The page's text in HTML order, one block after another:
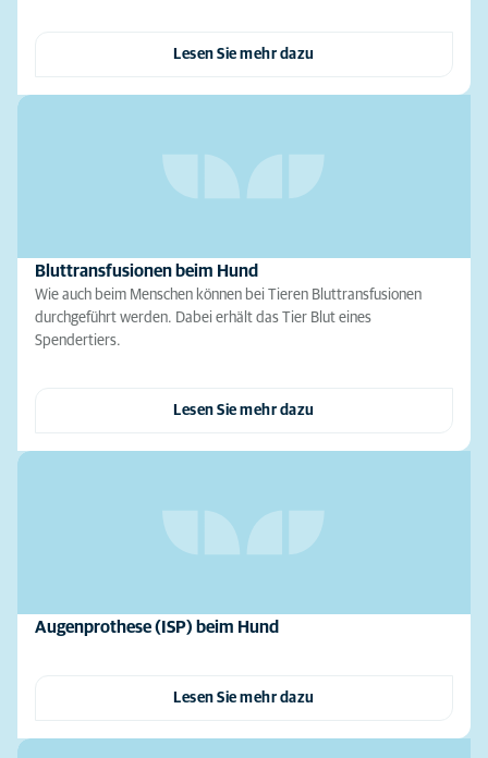
Lesen Sie mehr dazu
Bluttransfusionen beim Hund
Wie auch beim Menschen können bei Tieren Bluttransfusionen
durchgeführt werden. Dabei erhält das Tier Blut eines
Spendertiers.
Lesen Sie mehr dazu
Augenprothese (ISP) beim Hund
Lesen Sie mehr dazu